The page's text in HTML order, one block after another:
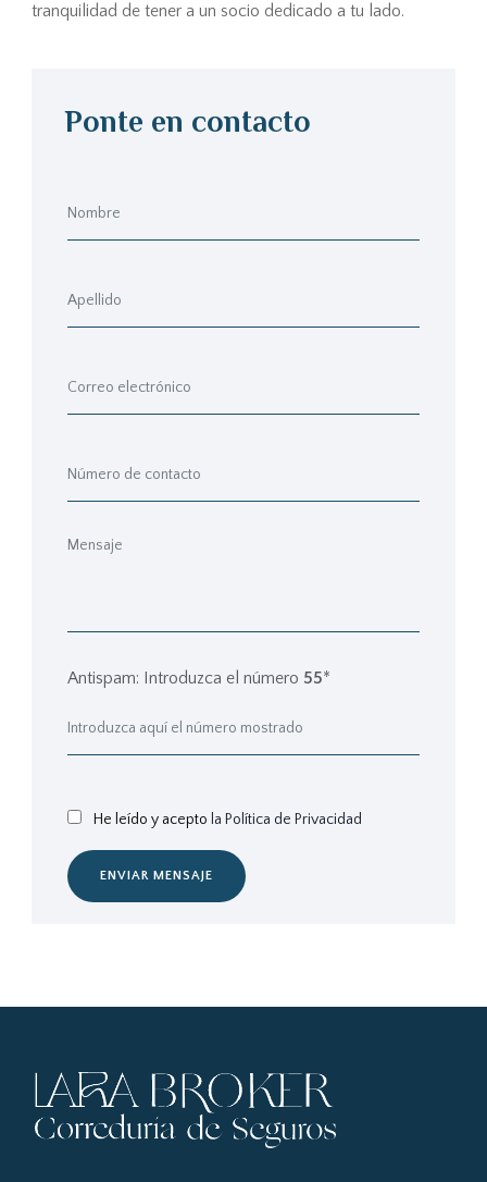
tranquilidad de tener a un socio dedicado a tu lado.
Ponte en contacto
Antispam: Introduzca el número 55*
He leído y acepto la Política de Privacidad
ENVIAR MENSAJE